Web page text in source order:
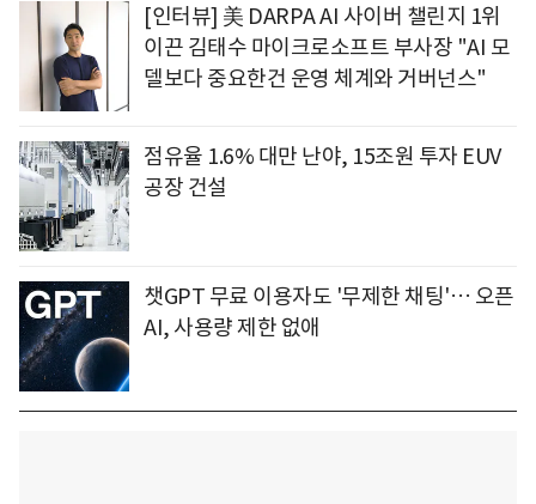
[인터뷰] 美 DARPA AI 사이버 챌린지 1위
이끈 김태수 마이크로소프트 부사장 "AI 모
델보다 중요한건 운영 체계와 거버넌스"
점유율 1.6% 대만 난야, 15조원 투자 EUV
공장 건설
챗GPT 무료 이용자도 '무제한 채팅'… 오픈
AI, 사용량 제한 없애